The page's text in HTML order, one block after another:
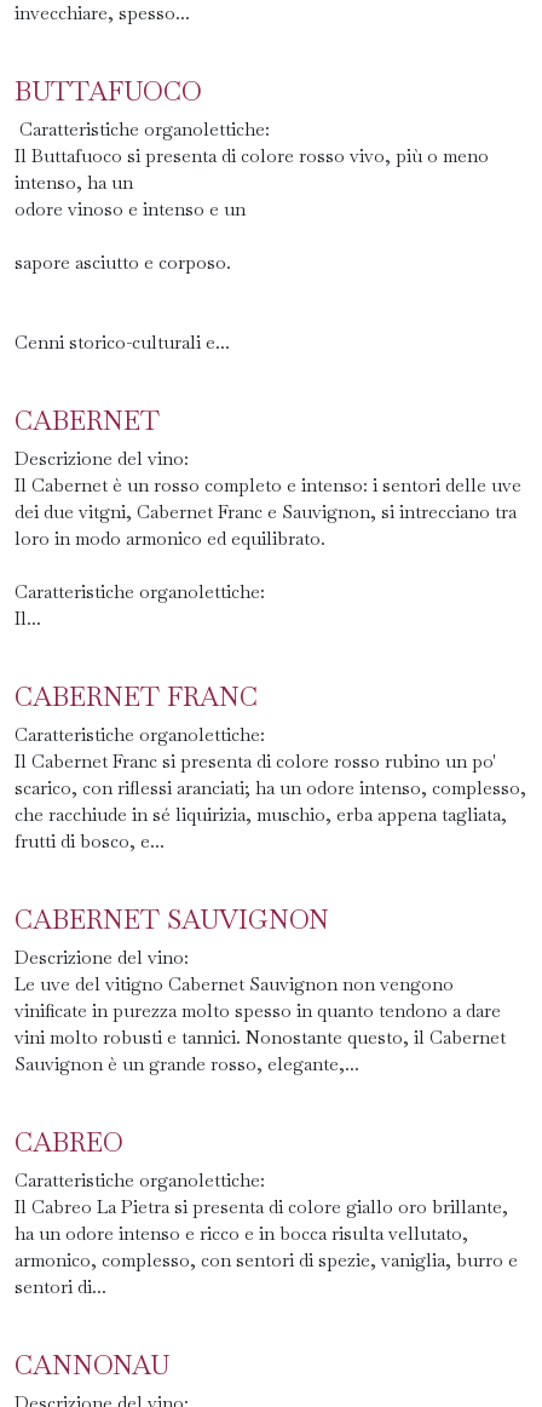
invecchiare, spesso...
BUTTAFUOCO
Caratteristiche organolettiche:
Il Buttafuoco si presenta di colore rosso vivo, più o meno
intenso, ha un
odore vinoso e intenso e un
sapore asciutto e corposo.
Cenni storico-culturali e...
CABERNET
Descrizione del vino:
Il Cabernet è un rosso completo e intenso: i sentori delle uve
dei due vitgni, Cabernet Franc e Sauvignon, si intrecciano tra
loro in modo armonico ed equilibrato.
Caratteristiche organolettiche:
Il...
CABERNET FRANC
Caratteristiche organolettiche:
Il Cabernet Franc si presenta di colore rosso rubino un po'
scarico, con riflessi aranciati; ha un odore intenso, complesso,
che racchiude in sé liquirizia, muschio, erba appena tagliata,
frutti di bosco, e...
CABERNET SAUVIGNON
Descrizione del vino:
Le uve del vitigno Cabernet Sauvignon non vengono
vinificate in purezza molto spesso in quanto tendono a dare
vini molto robusti e tannici. Nonostante questo, il Cabernet
Sauvignon è un grande rosso, elegante,...
CABREO
Caratteristiche organolettiche:
Il Cabreo La Pietra si presenta di colore giallo oro brillante,
ha un odore intenso e ricco e in bocca risulta vellutato,
armonico, complesso, con sentori di spezie, vaniglia, burro e
sentori di...
CANNONAU